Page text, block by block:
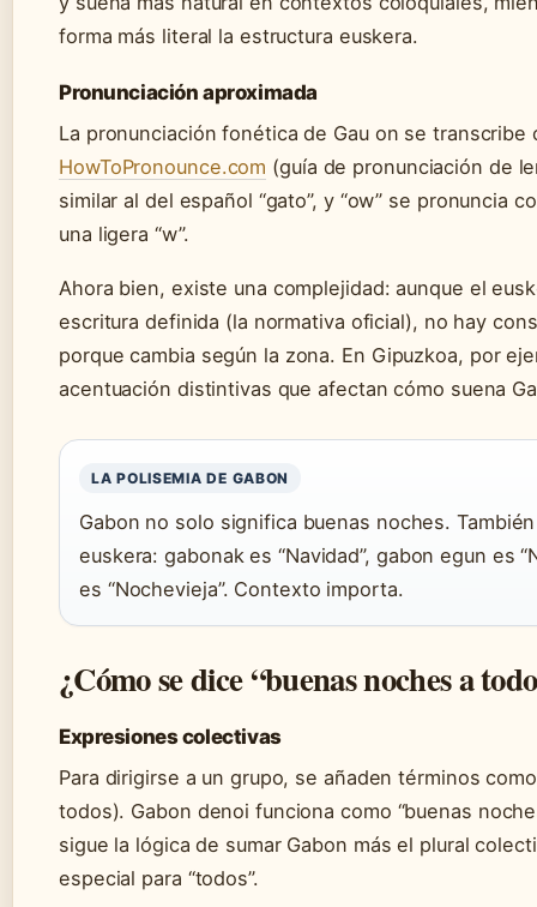
forma más literal la estructura euskera.
Pronunciación aproximada
La pronunciación fonética de Gau on se
HowToPronounce.com (guía de pronunciación de
similar al del español “gato”, y “ow” se pronuncia
una ligera “w”.
Ahora bien, existe una complejidad: aunque el
escritura definida (la normativa oficial), no hay
porque cambia según la zona. En Gipuzkoa, por
acentuación distintivas que afectan cómo suena
LA POLISEMIA DE GABON
Gabon no solo significa buenas noches.
euskera: gabonak es “Navidad”, gabon egun es
es “Nochevieja”. Contexto importa.
¿Cómo se dice “buenas noches a
Expresiones colectivas
Para dirigirse a un grupo, se añaden términos
todos). Gabon denoi funciona como “buenas
sigue la lógica de sumar Gabon más el plural
especial para “todos”.